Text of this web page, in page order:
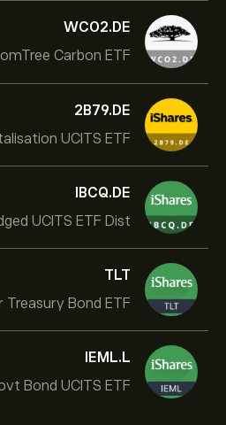
WCO2.DE
Carbon ETF
2B79.DE
UCITS ETF
IBCQ.DE
TLT
IEML.L